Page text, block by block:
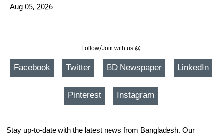
Aug 05, 2026
Follow/Join with us @
Facebook Twitter BD Newspaper LinkedIn
Pinterest Instagram
Stay up-to-date with the latest news from Bangladesh. Our